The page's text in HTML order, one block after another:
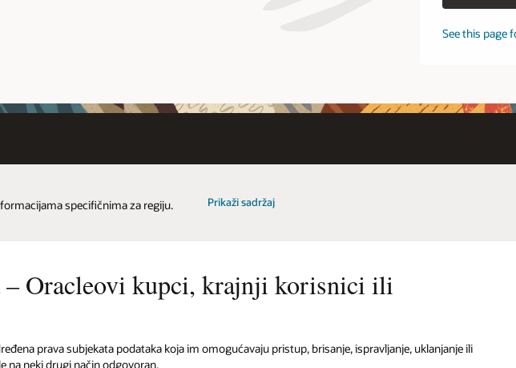
See this page
specifičnima za regiju. Prikaži sadržaj
– Oracleovi kupci, krajnji korisnici ili
prava subjekata podataka koja im omogućavaju pristup, brisanje, ispravljanje, uklanjanje ili
na neki drugi način odgovoran.